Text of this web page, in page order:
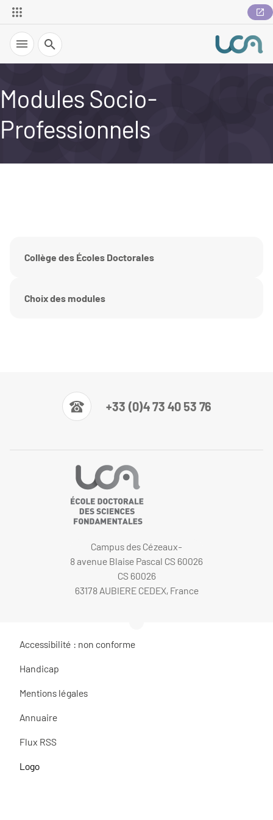
Recherche
Modules Socio-
Professionnels
Collège des Écoles Doctorales
Choix des modules
+33 (0)4 73 40 53 76
Campus des Cézeaux-
8 avenue Blaise Pascal CS 60026
CS 60026
63178 AUBIERE CEDEX, France
Accessibilité : non conforme
Handicap
Mentions légales
Annuaire
Flux RSS
Logo